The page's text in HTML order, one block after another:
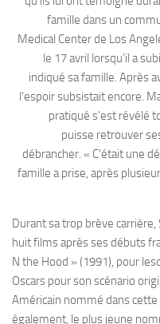
famille dans un
Medical Center de Los
le 17 avril lorsqu’il a
indiqué sa famille. Après
l’espoir subsistait encore.
pratiqué s’est révélé
puisse retrouver
débrancher. « C’était une
famille a prise, après
Durant sa trop brève
huit films après ses débuts
N the Hood » (1991), pour
Oscars pour son scénario
Américain nommé dans
également, le plus jeune